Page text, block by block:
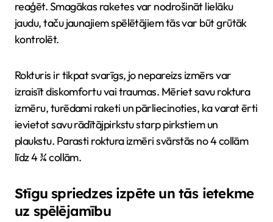
reaģēt. Smagākas raketes var nodrošināt lielāku
jaudu, taču jaunajiem spēlētājiem tās var būt grūtāk
kontrolēt.
Rokturis ir tikpat svarīgs, jo nepareizs izmērs var
izraisīt diskomfortu vai traumas. Mēriet savu roktura
izmēru, turēdami raketi un pārliecinoties, ka varat ērti
ievietot savu rādītājpirkstu starp pirkstiem un
plaukstu. Parasti roktura izmēri svārstās no 4 collām
līdz 4 ¾ collām.
Stīgu spriedzes izpēte un tās ietekme
uz spēlējamību